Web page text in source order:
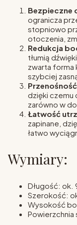
Bezpieczne
ogranicza
stopniowo
otoczenia,
Redukcja
tłumią
zwarta forma
szybciej
Przenośność
dzięki czemu
zarówno w
Łatwość
zapinane,
łatwo
Wymiary:
Długość: ok.
Szerokość:
Wysokość
Powierzchnia